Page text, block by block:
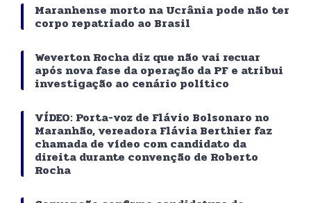
Maranhense morto na Ucrânia pode não ter
corpo repatriado ao Brasil
Weverton Rocha diz que não vai recuar
após nova fase da operação da PF e atribui
investigação ao cenário político
VÍDEO: Porta-voz de Flávio Bolsonaro no
Maranhão, vereadora Flávia Berthier faz
chamada de vídeo com candidato da
direita durante convenção de Roberto
Rocha